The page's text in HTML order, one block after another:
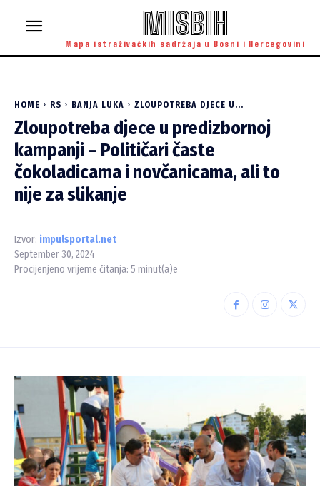
MISBIH
Mapa istraživačkih sadržaja u Bosni i Hercegovini
HOME RS BANJA LUKA ZLOUPOTREBA DJECE U...
Zloupotreba djece u predizbornoj
kampanji – Političari časte
čokoladicama i novčanicama, ali to
nije za slikanje
Izvor: impulsportal.net
September 30, 2024
Procijenjeno vrijeme čitanja: 5 minut(a)e